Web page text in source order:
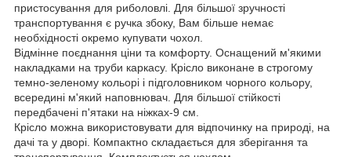
пристосування для риболовлі. Для більшої зручності
транспортування є ручка збоку, Вам більше немає
необхідності окремо купувати чохол.
Відмінне поєднання ціни та комфорту. Оснащений м'якими
накладками на труби каркасу. Крісло виконане в строгому
темно-зеленому кольорі і підголовником чорного кольору,
всередині м'який наповнювач. Для більшої стійкості
передбачені п'ятаки на ніжках-9 см.
Крісло можна використовувати для відпочинку на природі, на
дачі та у дворі. Компактно складається для зберігання та